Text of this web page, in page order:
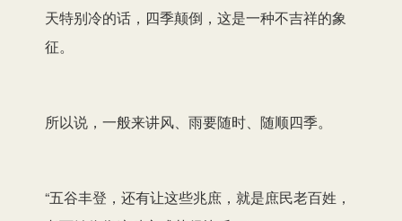
天特别冷的话，四季颠倒，这是一种不吉祥的象
征。
所以说，一般来讲风、雨要随时、随顺四季。
“五谷丰登，还有让这些兆庶，就是庶民老百姓，